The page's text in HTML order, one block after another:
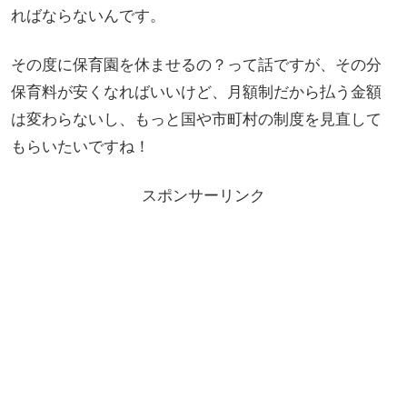
ればならないんです。
その度に保育園を休ませるの？って話ですが、その分
保育料が安くなればいいけど、月額制だから払う金額
は変わらないし、もっと国や市町村の制度を見直して
もらいたいですね！
スポンサーリンク